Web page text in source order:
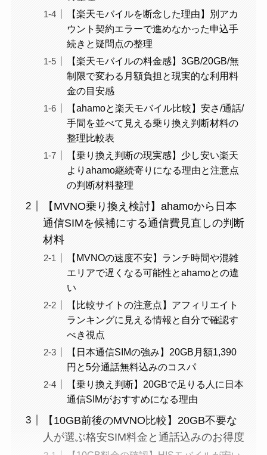
【楽天モバイルを断念した理由】別アカ
ウント契約エラーで進めなかった申込手
続きと疑問点の整理
【楽天モバイルの料金感】3GB/20GB/無
制限で変わる月額負担と現実的な利用料
金の目安感
【ahamoと楽天モバイル比較】安さ/通話/
手間を並べて見える乗り換え判断材料の
整理比較表
【乗り換え判断の現実感】少し安い楽天
よりahamo継続寄りになる理由と注意点
の判断材料整理
【MVNO乗り換え検討】ahamoから日本
通信SIMを候補にする通信費見直しの判断
材料
【MVNOの速度不安】ランチ時間や混雑
エリアで遅くなる可能性とahamoとの違
い
【比較サイトの注意点】アフィリエイト
ランキングに見える情報と自分で確認す
べき視点
【日本通信SIMの強み】20GB月額1,390
円と5分通話無料込みのコスパ
【乗り換え判断】20GBで足りる人に日本
通信SIMがおすすめになる理由
【10GB前後のMVNO比較】20GB不要な
人が選ぶ格安SIM料金と通話込みのお得度